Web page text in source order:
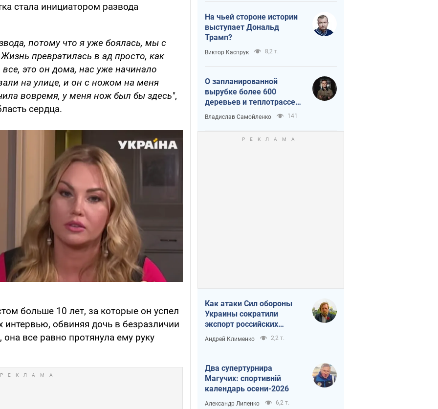
стала инициатором развода
потому что я уже боялась, мы с
превратилась в ад просто, как
это он дома, нас уже начинало
на улице, и он с ножом на меня
вовремя, у меня нож был бы здесь",
сердца.
больше 10 лет, за которые он успел
интервью, обвиняя дочь в безразличии
все равно протянула ему руку
На чьей стороне истории
выступает Дональд
Трамп?
Виктор Каспрук 8,2 т.
О запланированной
вырубке более 600
деревьев и теплотрассе:
что происходит на
Теремках в Киеве
Владислав Самойленко 141
Как атаки Сил обороны
Украины сократили
экспорт российских
нефтепродуктов
Андрей Клименко 2,2 т.
Два супертурнира
Магучих: спортивній
календарь осени-2026
Александр Липенко 6,2 т.